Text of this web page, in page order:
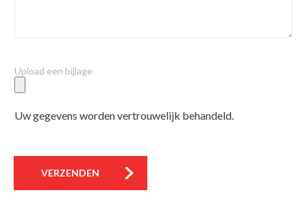
Upload een bijlage
Uw gegevens worden vertrouwelijk behandeld.
VERZENDEN